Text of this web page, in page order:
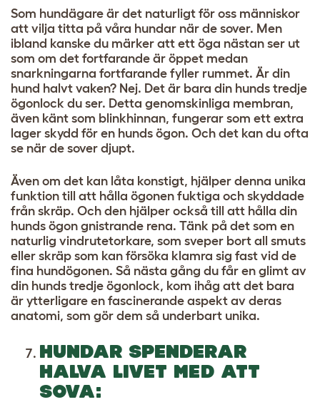
Som hundägare är det naturligt för oss människor
att vilja titta på våra hundar när de sover. Men
ibland kanske du märker att ett öga nästan ser ut
som om det fortfarande är öppet medan
snarkningarna fortfarande fyller rummet. Är din
hund halvt vaken? Nej. Det är bara din hunds tredje
ögonlock du ser. Detta genomskinliga membran,
även känt som blinkhinnan, fungerar som ett extra
lager skydd för en hunds ögon. Och det kan du ofta
se när de sover djupt.
Även om det kan låta konstigt, hjälper denna unika
funktion till att hålla ögonen fuktiga och skyddade
från skräp. Och den hjälper också till att hålla din
hunds ögon gnistrande rena. Tänk på det som en
naturlig vindrutetorkare, som sveper bort all smuts
eller skräp som kan försöka klamra sig fast vid de
fina hundögonen. Så nästa gång du får en glimt av
din hunds tredje ögonlock, kom ihåg att det bara
är ytterligare en fascinerande aspekt av deras
anatomi, som gör dem så underbart unika.
HUNDAR SPENDERAR
HALVA LIVET MED ATT
SOVA: